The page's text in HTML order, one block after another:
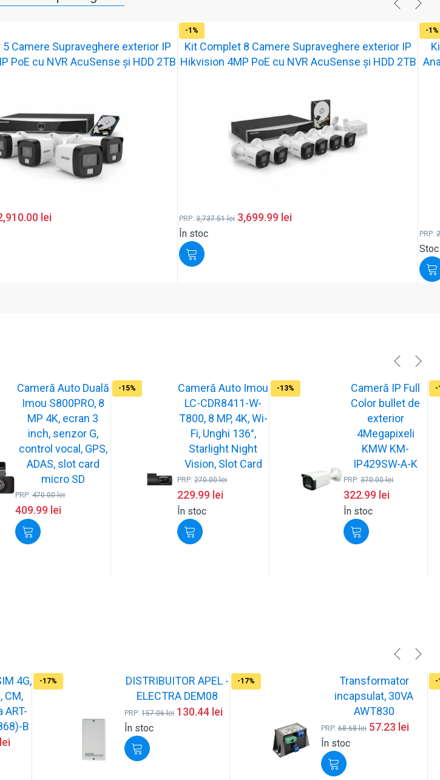
Camere Supraveghere exterior IP
PoE cu NVR AcuSense și HDD 2TB
lei
-1%
Kit Complet 8 Camere Supraveghere exterior IP
Hikvision 4MP PoE cu NVR AcuSense și HDD 2TB
PRP:3,737.51lei 3,699.99 lei
În stoc
-1%
PRP:
Cameră Auto Duală
Imou S800PRO, 8
MP 4K, ecran 3
inch, senzor G,
control vocal, GPS,
ADAS, slot card
micro SD
PRP:470.00lei
409.99 lei
-15%
Cameră Auto Imou
LC-CDR8411-W-
T800, 8 MP, 4K, Wi-
Fi, Unghi 136°,
Starlight Night
Vision, Slot Card
PRP:270.00lei
229.99 lei
În stoc
-13%
Cameră IP Full
Color bullet de
exterior
4Megapixeli
KMW KM-
IP429SW-A-K
PRP:370.00lei
322.99 lei
În stoc
-
4G,
CM,
ART-
B
lei
-17%
DISTRIBUITOR APEL -
ELECTRA DEM08
PRP:157.06lei 130.44 lei
În stoc
-17%
Transformator
incapsulat, 30VA
AWT830
PRP:68.68lei 57.23 lei
În stoc
-